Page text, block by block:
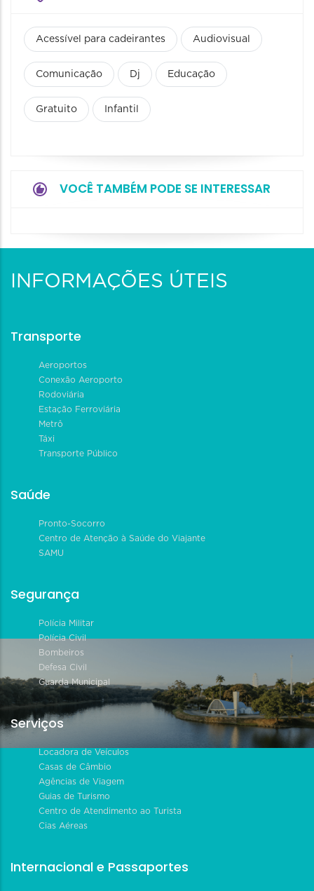
Acessível para cadeirantes Audiovisual
Comunicação Dj Educação
Gratuito Infantil
VOCÊ TAMBÉM PODE SE INTERESSAR
INFORMAÇÕES ÚTEIS
Transporte
Aeroportos
Conexão Aeroporto
Rodoviária
Estação Ferroviária
Metrô
Táxi
Transporte Público
Saúde
Pronto-Socorro
Centro de Atenção à Saúde do Viajante
SAMU
Segurança
Polícia Militar
Polícia Civil
Bombeiros
Defesa Civil
Guarda Municipal
Serviços
Locadora de Veículos
Casas de Câmbio
Agências de Viagem
Guias de Turismo
Centro de Atendimento ao Turista
Cias Aéreas
Internacional e Passaportes